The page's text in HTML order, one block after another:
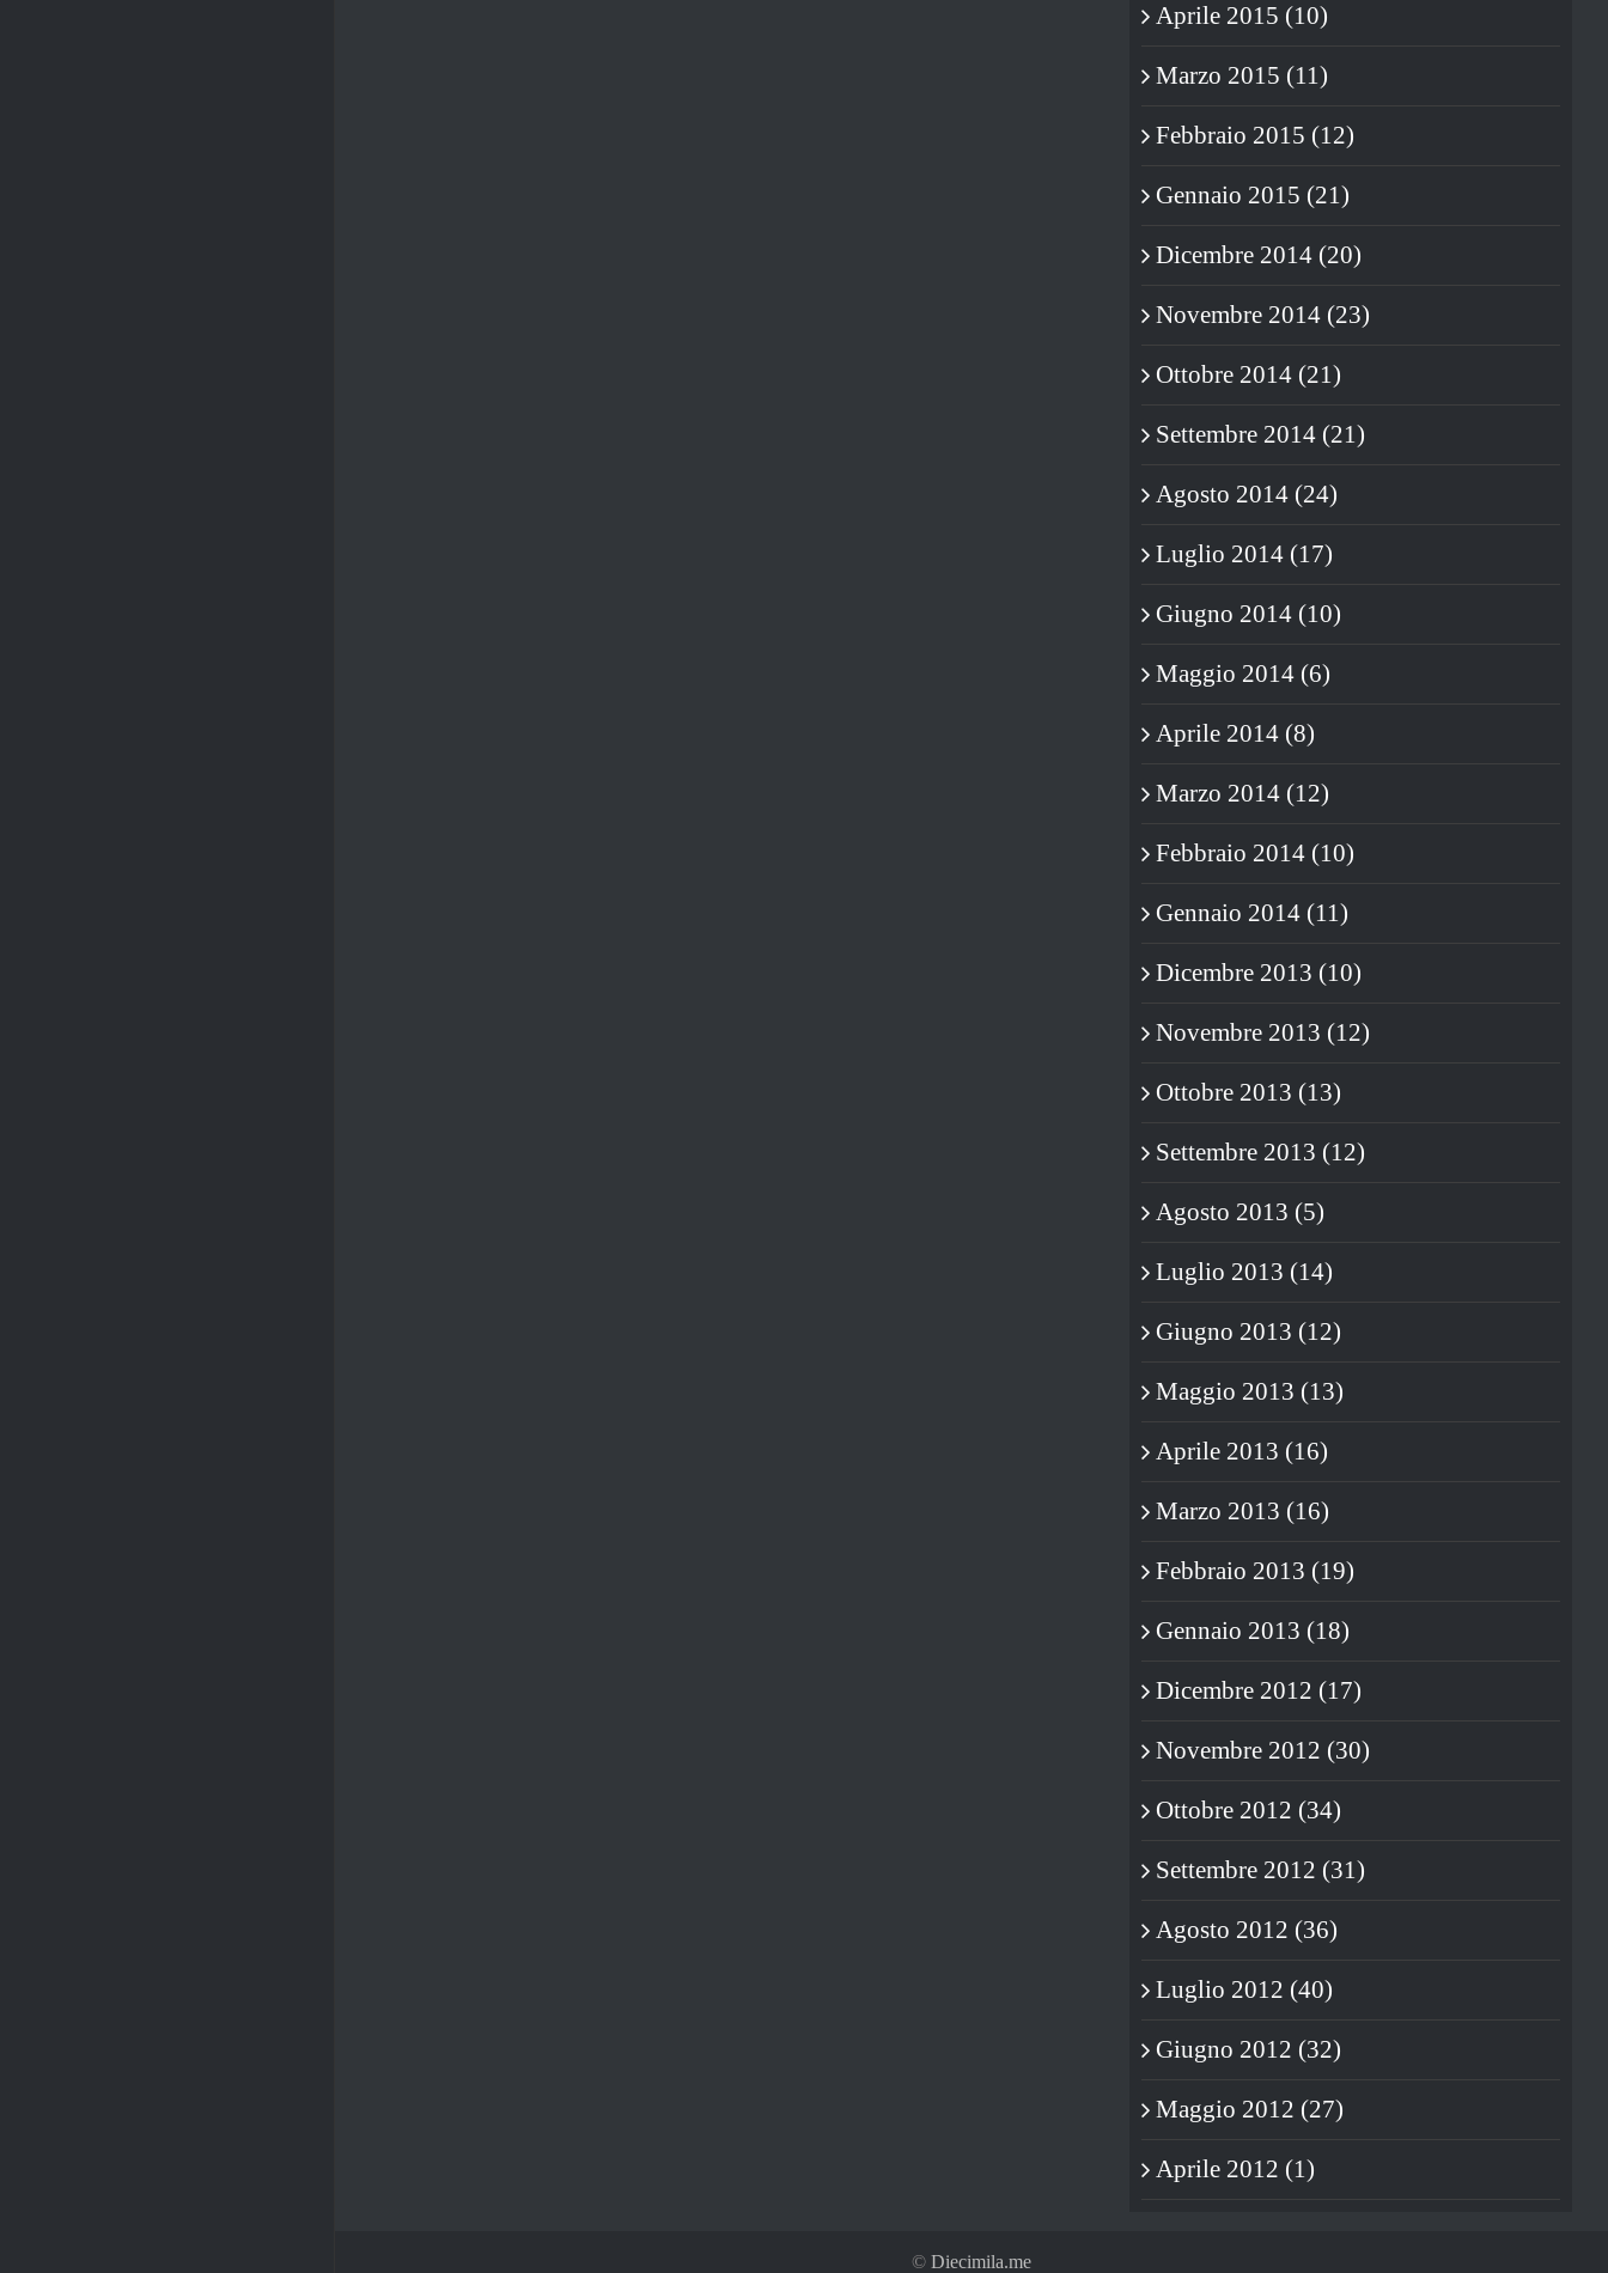
Aprile 2015 (10)
Marzo 2015 (11)
Febbraio 2015 (12)
Gennaio 2015 (21)
Dicembre 2014 (20)
Novembre 2014 (23)
Ottobre 2014 (21)
Settembre 2014 (21)
Agosto 2014 (24)
Luglio 2014 (17)
Giugno 2014 (10)
Maggio 2014 (6)
Aprile 2014 (8)
Marzo 2014 (12)
Febbraio 2014 (10)
Gennaio 2014 (11)
Dicembre 2013 (10)
Novembre 2013 (12)
Ottobre 2013 (13)
Settembre 2013 (12)
Agosto 2013 (5)
Luglio 2013 (14)
Giugno 2013 (12)
Maggio 2013 (13)
Aprile 2013 (16)
Marzo 2013 (16)
Febbraio 2013 (19)
Gennaio 2013 (18)
Dicembre 2012 (17)
Novembre 2012 (30)
Ottobre 2012 (34)
Settembre 2012 (31)
Agosto 2012 (36)
Luglio 2012 (40)
Giugno 2012 (32)
Maggio 2012 (27)
Aprile 2012 (1)
© Diecimila.me